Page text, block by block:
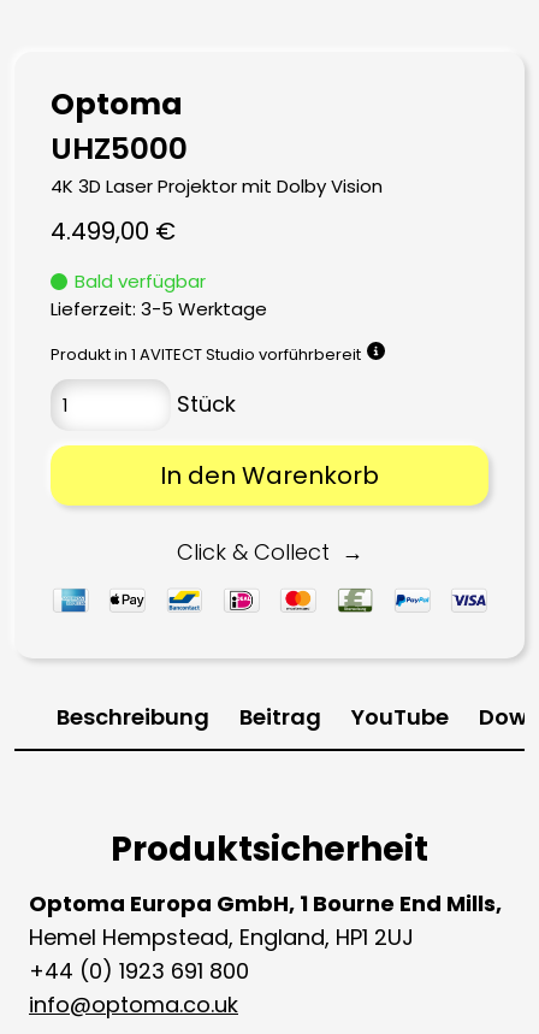
Optoma
UHZ5000
4K 3D Laser Projektor mit Dolby Vision
4.499,00 €
Bald verfügbar
Lieferzeit: 3-5 Werktage
Produkt in 1 AVITECT Studio vorführbereit
In den Warenkorb
Click & Collect
Beschreibung Beitrag YouTube
Produktsicherheit
Optoma Europa GmbH, 1 Bourne End Mills,
Hemel Hempstead, England, HP1 2UJ
+44 (0) 1923 691 800
info@optoma.co.uk